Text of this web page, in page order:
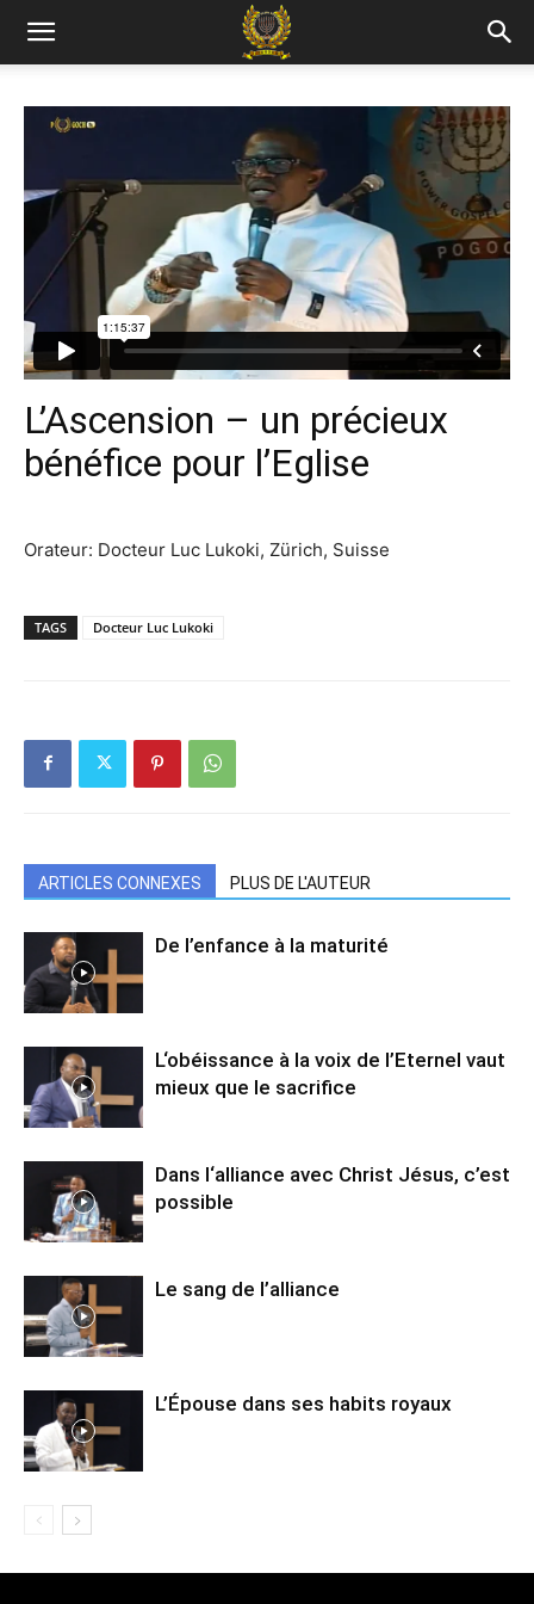
L’Ascension – un précieux
bénéfice pour l’Eglise
Orateur: Docteur Luc Lukoki, Zürich, Suisse
TAGS Docteur Luc Lukoki
ARTICLES CONNEXES PLUS DE L'AUTEUR
De l’enfance à la maturité
L‘obéissance à la voix de l’Eternel vaut
mieux que le sacrifice
Dans l‘alliance avec Christ Jésus, c’est
possible
Le sang de l’alliance
L’Épouse dans ses habits royaux